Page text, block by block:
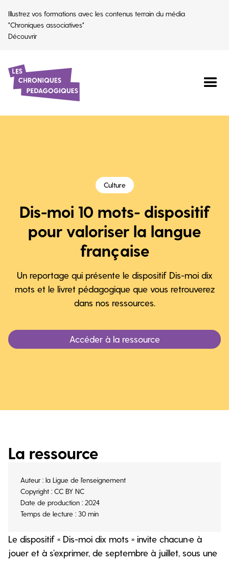
Illustrez vos formations avec les contenus terrain du média
"Chroniques associatives"
Découvrir
Culture
Dis-moi 10 mots- dispositif
pour valoriser la langue
française
Un reportage qui présente le dispositif Dis-moi dix
mots et le livret pédagogique que vous retrouverez
dans nos ressources.
Accéder à la ressource
La ressource
Auteur : la Ligue de l'enseignement
Copyright : CC BY NC
Date de production : 2024
Temps de lecture : 30 min
Le dispositif « Dis-moi dix mots » invite chacun·e à
jouer et à s’exprimer, de septembre à juillet, sous une